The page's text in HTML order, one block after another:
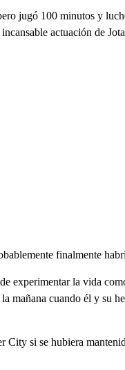
jugó 100 minutos y
actuación de
finalmente
experimentar la vida
mañana cuando él y su
City si se hubiera